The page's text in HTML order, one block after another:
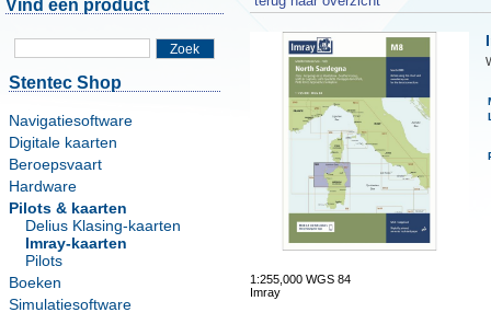
Vind een product
Zoek
Stentec Shop
Navigatiesoftware
Digitale kaarten
Beroepsvaart
Hardware
Pilots & kaarten
Delius Klasing-kaarten
Imray-kaarten
Pilots
Boeken
Simulatiesoftware
1:255,000 WGS 84
Imray